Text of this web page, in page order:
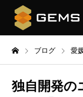
ブログ 愛
独自開発の